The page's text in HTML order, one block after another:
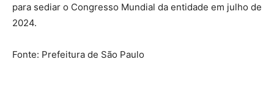
para sediar o Congresso Mundial da entidade em julho de
2024.
Fonte: Prefeitura de São Paulo